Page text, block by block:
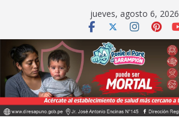
contenido
jueves, agosto 6, 2026